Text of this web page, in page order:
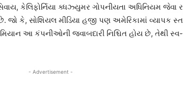
કેલિફોર્નિયા ક્ધઝ્યુમર ગોપનીયતા અધિનિયમ જેવા
જો કે, સોશિયલ મીડિયા હજી પણ અમેરિકામાં વ્યાપક
આ કંપનીઓની જવાબદારી નિશ્ચિત હોય છે, તેથી
- Advertisement -